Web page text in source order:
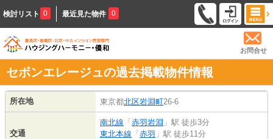
検討リスト 0 最近見た物件 0
お問合せ
セボンエレージュの過去掲載物件情報
所在地 東京都北区岩淵町26-6
交通
南北線 「 赤羽岩淵 」駅 徒歩3分
東北本線 「 赤羽 」駅 徒歩11分